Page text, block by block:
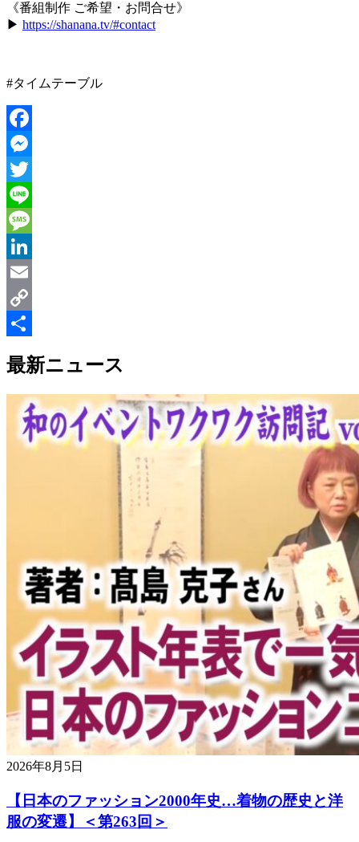
《番組制作 ご希望・お問合せ》
▶︎ https://shanana.tv/#contact
#タイムテーブル
最新ニュース
2026年8月5日
【日本のファッション2000年史…着物の歴史と洋
服の変遷】＜第263回＞